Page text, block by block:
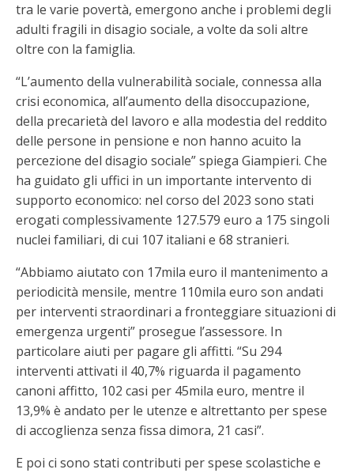
tra le varie povertà, emergono anche i problemi degli
adulti fragili in disagio sociale, a volte da soli altre
oltre con la famiglia.
“L’aumento della vulnerabilità sociale, connessa alla
crisi economica, all’aumento della disoccupazione,
della precarietà del lavoro e alla modestia del reddito
delle persone in pensione e non hanno acuito la
percezione del disagio sociale” spiega Giampieri. Che
ha guidato gli uffici in un importante intervento di
supporto economico: nel corso del 2023 sono stati
erogati complessivamente 127.579 euro a 175 singoli
nuclei familiari, di cui 107 italiani e 68 stranieri.
“Abbiamo aiutato con 17mila euro il mantenimento a
periodicità mensile, mentre 110mila euro son andati
per interventi straordinari a fronteggiare situazioni di
emergenza urgenti” prosegue l’assessore. In
particolare aiuti per pagare gli affitti. “Su 294
interventi attivati il 40,7% riguarda il pagamento
canoni affitto, 102 casi per 45mila euro, mentre il
13,9% è andato per le utenze e altrettanto per spese
di accoglienza senza fissa dimora, 21 casi”.
E poi ci sono stati contributi per spese scolastiche e